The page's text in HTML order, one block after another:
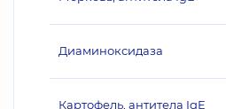
Диаминоксидаза
Картофель, антитела IgE